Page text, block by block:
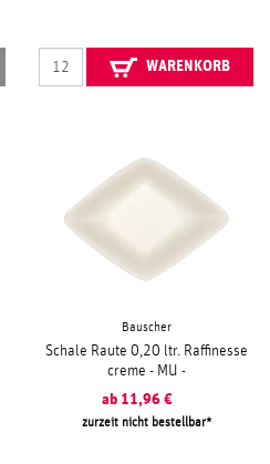
WARENKORB
Bauscher
Schale Raute 0,20 ltr. Raffinesse
creme - MU -
ab 11,96 €
zurzeit nicht bestellbar